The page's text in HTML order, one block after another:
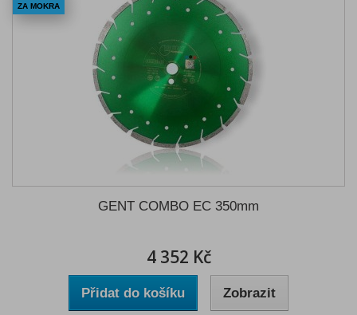
ZA MOKRA
GENT COMBO EC 350mm
4 352 Kč
Přidat do košíku Zobrazit